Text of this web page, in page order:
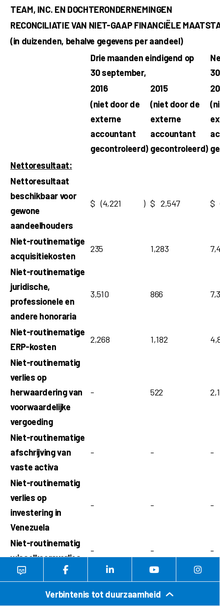
TEAM, INC. EN DOCHTERONDERNEMINGEN
RECONCILIATIE VAN NIET-GAAP FINANCIËLE
(in duizenden, behalve gegevens per aandeel)
Drie maanden eindigend op
30 september,
2016
2015
(niet door de
externe
accountant
gecontroleerd)
(niet door de
externe
accountant
gecontroleerd)
Nettoresultaat:
Nettoresultaat
beschikbaar voor
gewone
aandeelhouders
$ (4,221 ) $ 2,547 $
Niet-routinematige
acquisitiekosten
235 1,283
Niet-routinematige
juridische,
professionele en
andere honoraria
3,510 866
Niet-routinematige
ERP-kosten
2,268 1,182
Niet-routinematig
verlies op
herwaardering van
voorwaardelijke
vergoeding
- 522
Niet-routinematige
afschrijving van
vaste activa
- - -
Niet-routinematig
verlies op
investering in
Venezuela
- - -
Niet-routinematig
wisselkoersverlies
- - -
Belastingeffect van
aanpassingen*
(2,225 ) (1,301 )
Verbintenis tot duurzaamheid